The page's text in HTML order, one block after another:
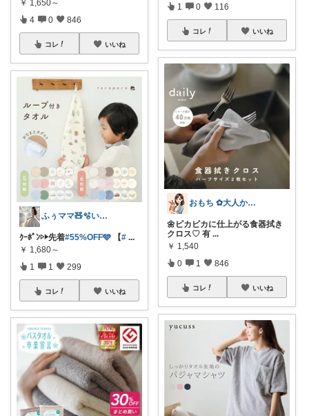
￥ 1,650～
4 0 846
コレ いいね
ふぅママ🧸🫧いつも有難うございます
ｸｰﾎﾟﾝ▷▶︎先着#55%OFF🩵 【# ...
￥ 1,680～
1 1 299
コレ いいね
1 0 116
コレ いいね
おもち ✿大人かわいい×暮らし
🌼ピカピカに仕上がる食器拭き
クロス♡ 有 ...
￥ 1,540
0 1 846
コレ いいね